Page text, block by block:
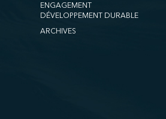
ENGAGEMENT
DÉVELOPPEMENT DURABLE
ARCHIVES